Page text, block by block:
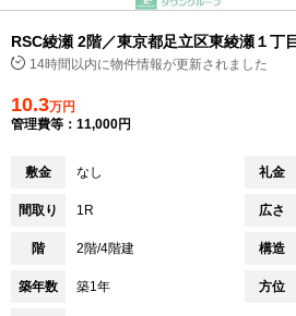
TOP
RSC綾瀬 2階／東京都足立区東綾瀬１丁
14時間以内に物件情報が更新されました
10.3万円
管理費等：11,000円
敷金 なし 礼金
間取り 1R 広さ
階 2階/4階建 構造
築年数 築1年 方位